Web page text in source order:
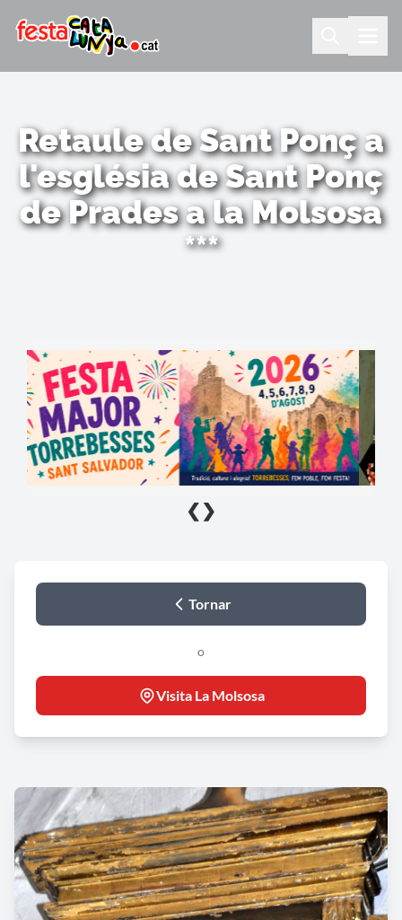
Retaule de Sant Ponç a
l'església de Sant Ponç
de Prades a la Molsosa
***
❮ ❯
Tornar
o
Visita La Molsosa